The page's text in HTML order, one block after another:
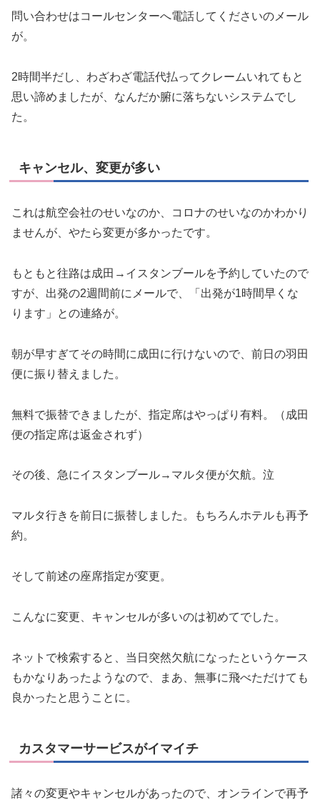
問い合わせはコールセンターへ電話してくださいのメール
が。
2時間半だし、わざわざ電話代払ってクレームいれてもと
思い諦めましたが、なんだか腑に落ちないシステムでし
た。
キャンセル、変更が多い
これは航空会社のせいなのか、コロナのせいなのかわかり
ませんが、やたら変更が多かったです。
もともと往路は成田→イスタンブールを予約していたので
すが、出発の2週間前にメールで、「出発が1時間早くな
ります」との連絡が。
朝が早すぎてその時間に成田に行けないので、前日の羽田
便に振り替えました。
無料で振替できましたが、指定席はやっぱり有料。（成田
便の指定席は返金されず）
その後、急にイスタンブール→マルタ便が欠航。泣
マルタ行きを前日に振替しました。もちろんホテルも再予
約。
そして前述の座席指定が変更。
こんなに変更、キャンセルが多いのは初めてでした。
ネットで検索すると、当日突然欠航になったというケース
もかなりあったようなので、まあ、無事に飛べただけても
良かったと思うことに。
カスタマーサービスがイマイチ
諸々の変更やキャンセルがあったので、オンラインで再予